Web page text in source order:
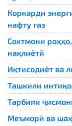
Коркарди
нафту газ
Сохтмони
нақлиётӣ
Иқтисодиёт ва
Ташкили
Тарбияи
Меъморӣ ва